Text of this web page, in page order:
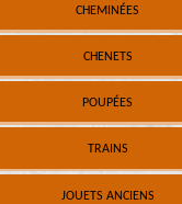
CHEMINÉES
CHENETS
POUPÉES
TRAINS
JOUETS ANCIENS